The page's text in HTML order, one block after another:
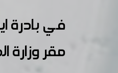
في بادرة
مقر وزارة